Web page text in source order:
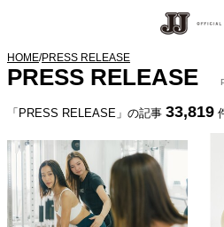
HOME/PRESS RELEASE
PRESS RELEASE
「PRESS RELEASE」の記事 33,819